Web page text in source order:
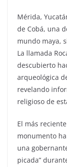
Mérida,
de Cobá, una
mundo maya,
La llamada
descubierto
arqueológica
revelando
religioso de
El más
monumento ha
una
picada”